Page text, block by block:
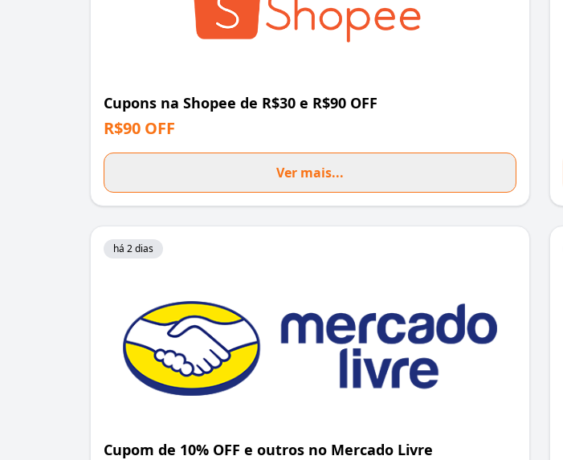
Cupons na Shopee de R$30 e R$90 OFF
R$90 OFF
Ver mais...
há 2 dias
Cupom de 10% OFF e outros no Mercado Livre